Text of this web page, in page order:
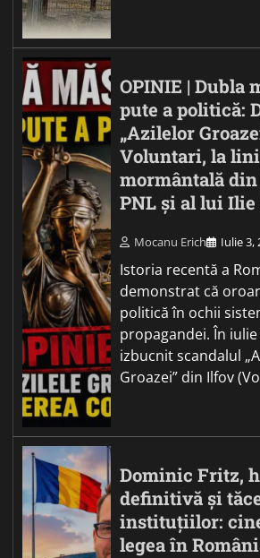
OPINIE | Dubla
pute a politică:
„Azilelor
Voluntari, la
mormântală
PNL și al lui Ilie
Mocanu Erich Iulie 3,
Istoria recentă a
demonstrat că
politică în ochii
propagandei. În iulie
izbucnit scandalul
Groazei” din Ilfov
Dominic Fritz,
definitivă și
instituțiilor:
legea în